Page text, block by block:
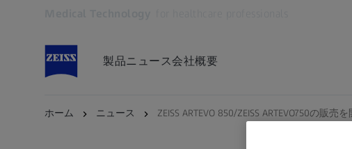
製品ニュース会社概要
ホーム ニュース ZEISS ARTEVO 850/ZEISS ARTEVO750の販売